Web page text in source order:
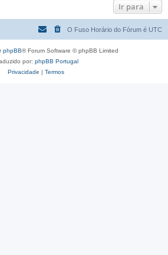
Ir para
O Fuso Horário do Fórum é UTC
phpBB® Forum Software © phpBB Limited
por: phpBB Portugal
Privacidade | Termos